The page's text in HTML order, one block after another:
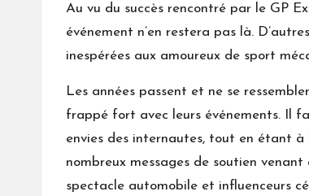
Au vu du succès rencontré par le GP
événement n’en restera pas là.
inespérées aux amoureux de sport
Les années passent et ne se
frappé fort avec leurs événements. Il
envies des internautes, tout en étant à
nombreux messages de soutien
spectacle automobile et influenceurs